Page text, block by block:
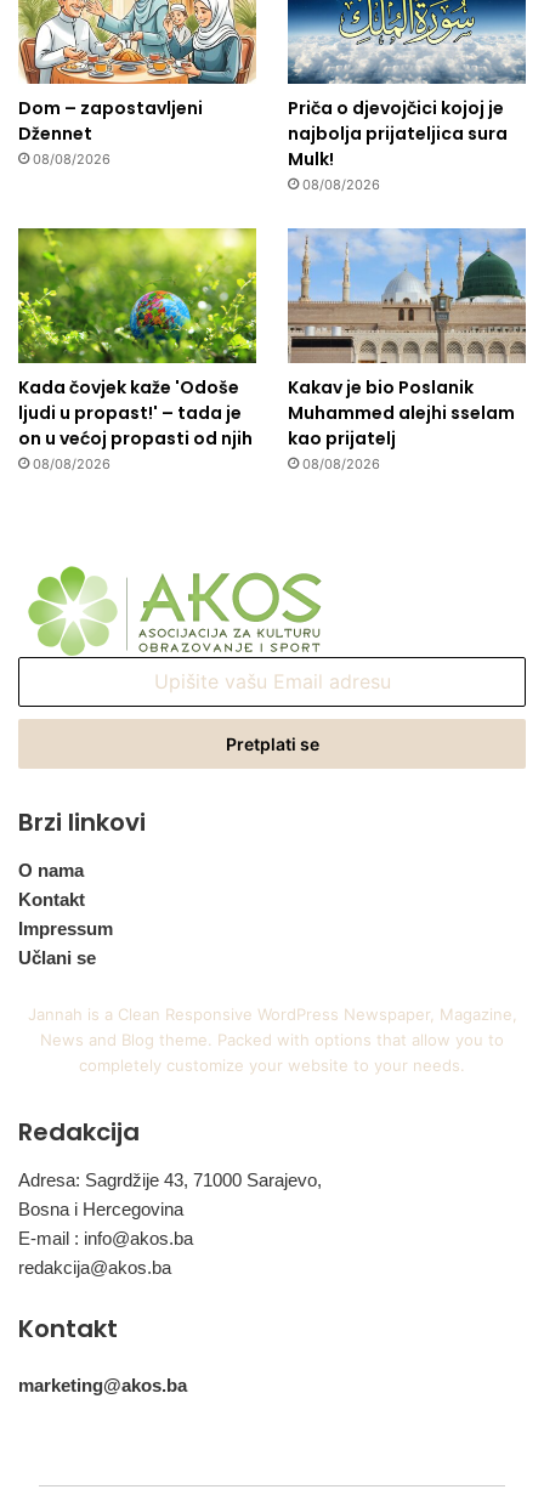
Dom – zapostavljeni
Džennet
08/08/2026
Priča o djevojčici kojoj je
najbolja prijateljica sura
Mulk!
08/08/2026
Kada čovjek kaže 'Odoše
ljudi u propast!' – tada je
on u većoj propasti od njih
08/08/2026
Kakav je bio Poslanik
Muhammed alejhi sselam
kao prijatelj
08/08/2026
Email
Brzi linkovi
O nama
Kontakt
Impressum
Učlani se
Jannah is a Clean Responsive WordPress Newspaper, Magazine,
News and Blog theme. Packed with options that allow you to
completely customize your website to your needs.
Redakcija
Adresa: Sagrdžije 43, 71000 Sarajevo,
Bosna i Hercegovina
E-mail : info@akos.ba
redakcija@akos.ba
Kontakt
marketing@akos.ba